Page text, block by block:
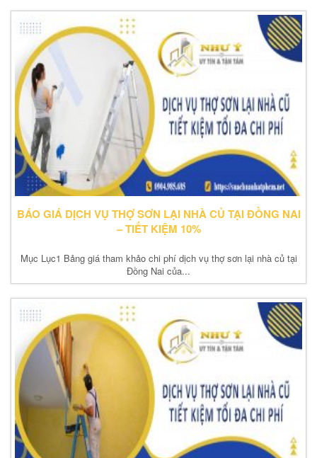
BÁO GIÁ DỊCH VỤ THỢ SƠN LẠI NHÀ CỦ TẠI ĐỒNG NAI
– TIẾT KIỆM 10%
Mục Lục1 Bảng giá tham khảo chi phí dịch vụ thợ sơn lại nhà củ tại
Đồng Nai của...